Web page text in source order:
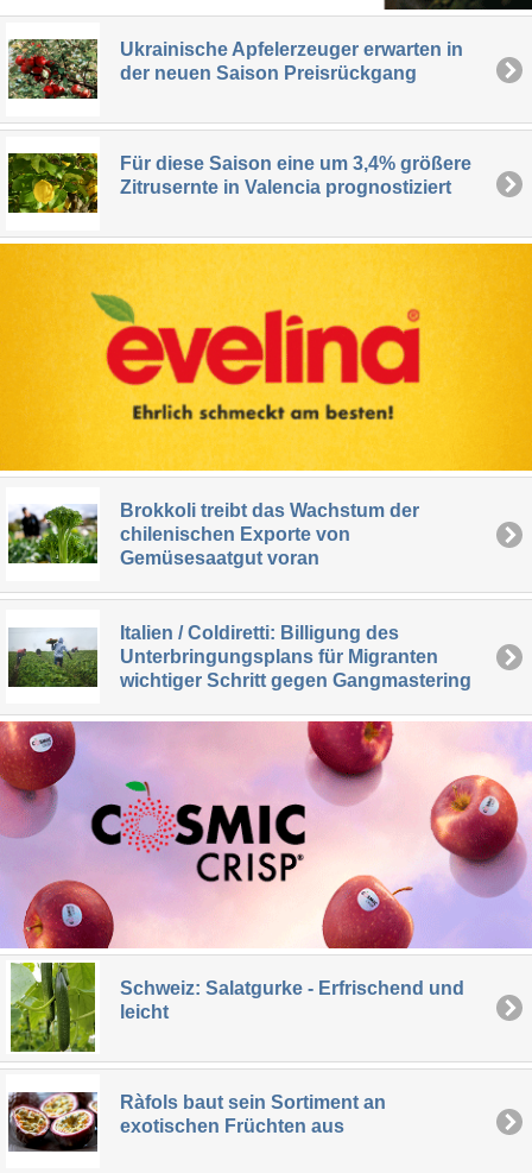
Ukrainische Apfelerzeuger erwarten in
der neuen Saison Preisrückgang
Für diese Saison eine um 3,4% größere
Zitrusernte in Valencia prognostiziert
Brokkoli treibt das Wachstum der
chilenischen Exporte von
Gemüsesaatgut voran
Italien / Coldiretti: Billigung des
Unterbringungsplans für Migranten
wichtiger Schritt gegen Gangmastering
Schweiz: Salatgurke - Erfrischend und
leicht
Ràfols baut sein Sortiment an
exotischen Früchten aus